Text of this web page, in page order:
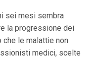
sei mesi sembra
la progressione dei
le malattie non
medici, scelte